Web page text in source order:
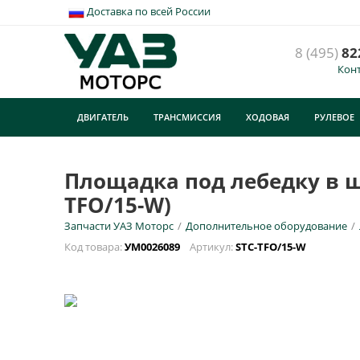
Доставка по всей России
8 (495)
ДВИГАТЕЛЬ ТРАНСМИССИЯ ХОДОВАЯ РУЛЕВОЕ
Площадка под лебедку в
TFO/15-W)
Запчасти УАЗ Моторс / Дополнительное оборудование /
Код товара:УМ0026089 Артикул:STC-TFO/15-W